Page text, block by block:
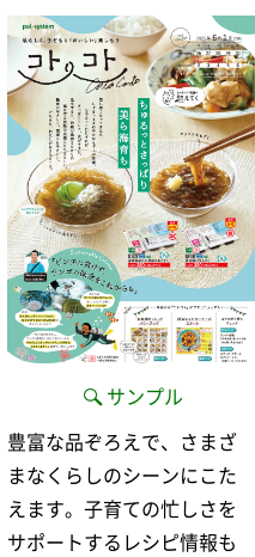
サンプル
豊富な品ぞろえで、さまざ
まなくらしのシーンにこた
えます。子育ての忙しさを
サポートするレシピ情報も